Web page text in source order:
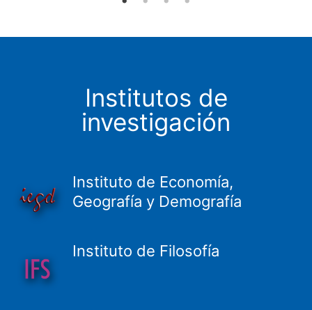
Institutos de
investigación
Instituto de Economía,
Geografía y Demografía
Instituto de Filosofía